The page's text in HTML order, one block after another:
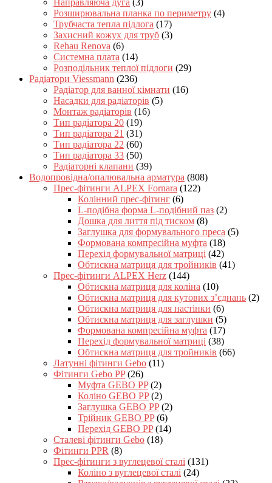
Розширювальна планка по периметру (4)
Трубчаста тепла підлога (17)
Захисний кожух для труб (3)
Rehau Renova (6)
Системна плата (14)
Розподільник теплої підлоги (29)
Радіатори Viessmann (236)
Радіатор для ванної кімнати (16)
Насадки для радіаторів (5)
Монтаж радіаторів (16)
Тип радіатора 20 (19)
Тип радіатора 21 (31)
Тип радіатора 22 (60)
Тип радіатора 33 (50)
Радіаторні клапани (39)
Водопровідна/опалювальна арматура (808)
Прес-фітинги ALPEX Fornara (122)
Колінний прес-фітинг (6)
L-подібна форма L-подібний паз (2)
Дошка для лиття під тиском (8)
Заглушка для формувального преса (5)
Формована компресійна муфта (18)
Перехід формувальної матриці (42)
Обтискна матриця для тройників (41)
Прес-фітинги ALPEX Herz (144)
Обтискна матриця для коліна (10)
Обтискна матриця для кутових з’єднань (2)
Обтискна матриця для настінки (6)
Обтискна матриця для заглушки (5)
Формована компресійна муфта (17)
Перехід формувальної матриці (38)
Обтискна матриця для тройників (66)
Латунні фітинги Gebo (11)
Фітинги Gebo PP (26)
Муфта GEBO PP (2)
Коліно GEBO PP (2)
Заглушка GEBO PP (2)
Трійник GEBO PP (6)
Перехід GEBO PP (14)
Сталеві фітинги Gebo (18)
Фітинги PPR (8)
Прес-фітинги з вуглецевої сталі (131)
Коліно з вуглецевої сталі (24)